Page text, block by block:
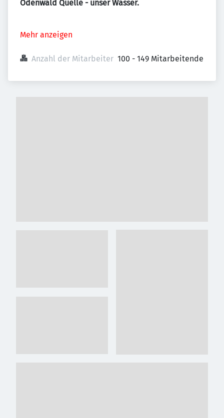
Odenwald Quelle - unser Wasser.
Mehr anzeigen
Anzahl der Mitarbeiter 100 - 149 Mitarbeitende